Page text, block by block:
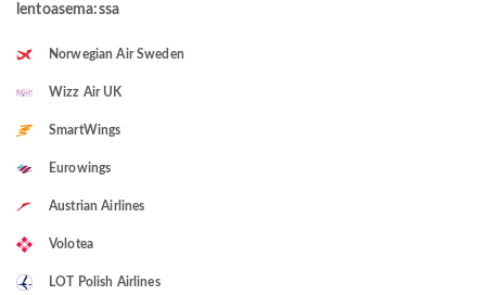
lentoasema:ssa
Norwegian Air Sweden
Wizz Air UK
SmartWings
Eurowings
Austrian Airlines
Volotea
LOT Polish Airlines